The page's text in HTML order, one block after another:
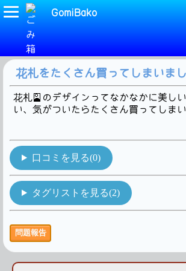
GomiBako
(花札)タグの検索結果です。1Hit!
花札をたくさん買ってしまいま
花札🎴のデザインってなかなかに美し
い、気がついたらたくさん買ってしま
口コミを見る(0)
タグリストを見る(2)
問題報告